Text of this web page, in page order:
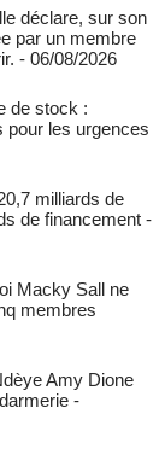
déclare, sur son
par un membre
- 06/08/2026
de stock :
pour les urgences
milliards de
de financement -
Macky Sall ne
membres
Amy Dione
-